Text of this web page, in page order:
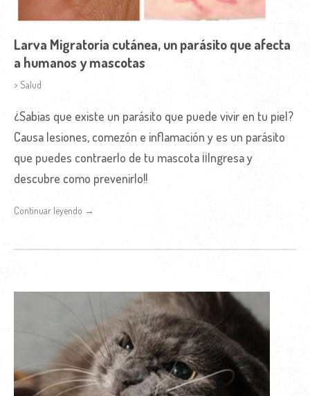
Larva Migratoria cutánea, un parásito que afecta
a humanos y mascotas
> Salud
¿Sabias que existe un parásito que puede vivir en tu piel?
Causa lesiones, comezón e inflamación y es un parásito
que puedes contraerlo de tu mascota ¡¡Ingresa y
descubre como prevenirlo!!
Continuar leyendo →